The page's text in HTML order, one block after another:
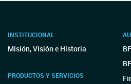
INSTITUCIONAL
Misión, Visión e Historia
PRODUCTOS Y SERVICIOS